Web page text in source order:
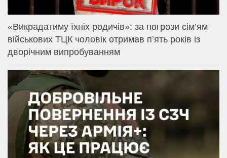
«Викрадатиму їхніх родичів»: за погрози сім’ям
військових ТЦК чоловік отримав п’ять років із
дворічним випробуванням